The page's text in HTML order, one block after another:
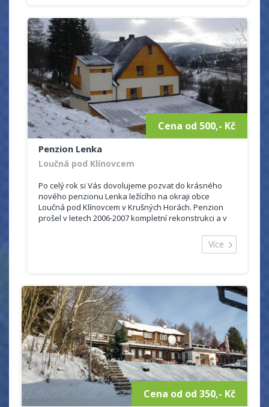
Cena od 500,- Kč
Penzion Lenka
Loučná pod Klínovcem
Po celý rok si Vás dovolujeme pozvat do krásného
nového penzionu Lenka ležícího na okraji obce
Loučná pod Klínovcem v Krušných Horách. Penzion
prošel v letech 2006-2007 kompletní rekonstrukci a v
Více
Cena od od 350,- Kč